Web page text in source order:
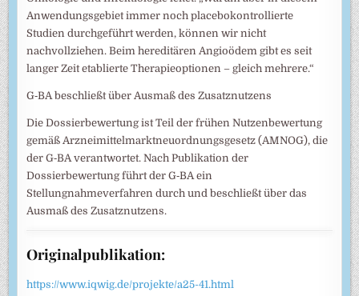
Anwendungsgebiet immer noch placebokontrollierte
Studien durchgeführt werden, können wir nicht
nachvollziehen. Beim hereditären Angioödem gibt es seit
langer Zeit etablierte Therapieoptionen – gleich mehrere.“
G‑BA beschließt über Ausmaß des Zusatznutzens
Die Dossierbewertung ist Teil der frühen Nutzenbewertung
gemäß Arzneimittelmarktneuordnungsgesetz (AMNOG), die
der G‑BA verantwortet. Nach Publikation der
Dossierbewertung führt der G‑BA ein
Stellungnahmeverfahren durch und beschließt über das
Ausmaß des Zusatznutzens.
Originalpublikation:
https://www.iqwig.de/projekte/a25-41.html